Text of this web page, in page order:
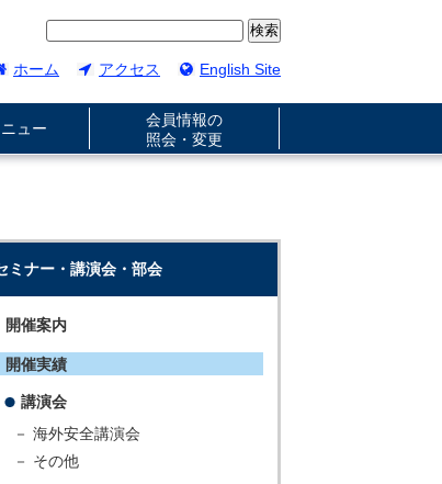
ホーム アクセス English Site
ュー
会員情報の
照会・変更
ミナー・講演会・部会
開催案内
開催実績
講演会
－ 海外安全講演会
－ その他